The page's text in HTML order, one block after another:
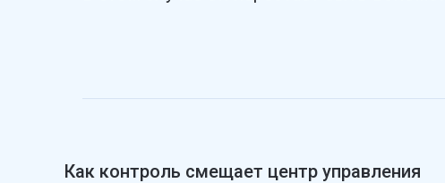
Как контроль смещает центр управления